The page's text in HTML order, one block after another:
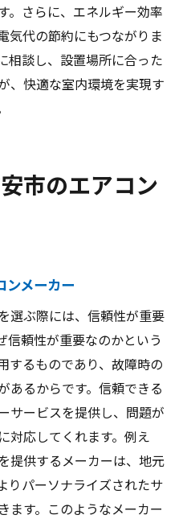
。さらに、エネルギー効率
気代の節約にもつながりま
相談し、設置場所に合った
、快適な室内環境を実現す
市のエアコン
ンメーカー
選ぶ際には、信頼性が重要
信頼性が重要なのかという
するものであり、故障時の
あるからです。信頼できる
サービスを提供し、問題が
対応してくれます。例え
提供するメーカーは、地元
りパーソナライズされたサ
ます。このようなメーカー